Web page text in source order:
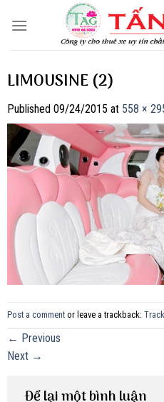
LIMOUSINE (2)
Published 09/24/2015 at 558 ×
Post a comment or leave a trackback:
← Previous
Next →
Để lại một bình luận